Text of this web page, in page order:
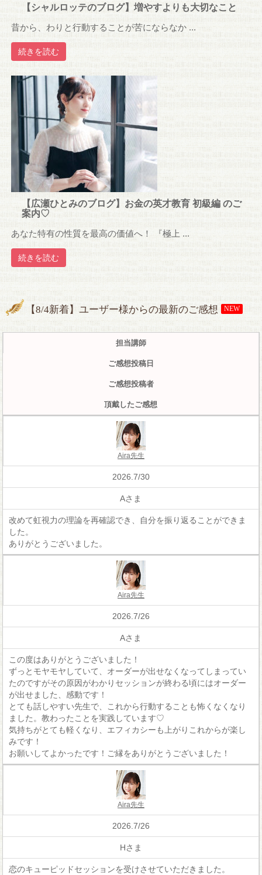
【シャルロッテのブログ】増やすよりも大切なこと
昔から、わりと行動することが苦にならなか ...
続きを読む
【広瀬ひとみのブログ】お金の英才教育 初級編 のご
案内♡
あなた特有の性質を最高の価値へ！ 『極上 ...
続きを読む
【8/4新着】ユーザー様からの最新のご感想 NEW
担当講師
ご感想投稿日
ご感想投稿者
頂戴したご感想
Aira先生
2026.7/30
Aさま
改めて虹視力の理論を再確認でき、自分を振り返ることができま
した。
ありがとうございました。
Aira先生
2026.7/26
Aさま
この度はありがとうございました！
ずっとモヤモヤしていて、オーダーが出せなくなってしまってい
たのですがその原因がわかりセッションが終わる頃にはオーダー
が出せました、感動です！
とても話しやすい先生で、これから行動することも怖くなくなり
ました。教わったことを実践しています♡
気持ちがとても軽くなり、エフィカシーも上がりこれからが楽し
みです！
お願いしてよかったです！ご縁をありがとうございました！
Aira先生
2026.7/26
Hさま
恋のキューピッドセッションを受けさせていただきました。